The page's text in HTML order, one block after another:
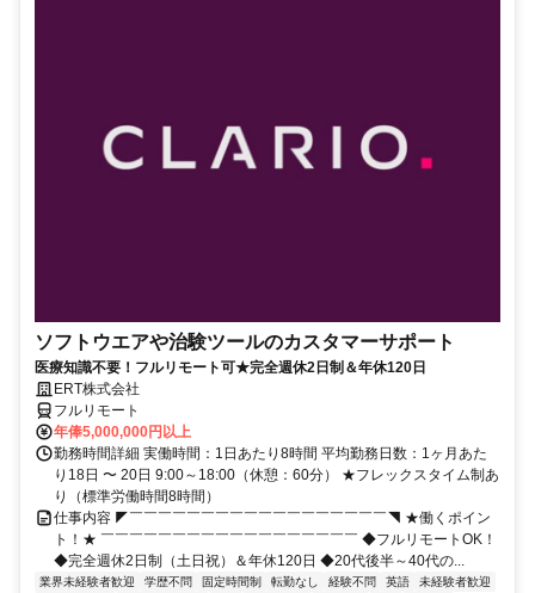
ソフトウエアや治験ツールのカスタマーサポート
医療知識不要！フルリモート可★完全週休2日制＆年休120日
ERT株式会社
フルリモート
年俸5,000,000円以上
勤務時間詳細 実働時間：1日あたり8時間 平均勤務日数：1ヶ月あた
り18日 〜 20日 9:00～18:00（休憩：60分） ★フレックスタイム制あ
り（標準労働時間8時間）
仕事内容 ◤￣￣￣￣￣￣￣￣￣￣￣￣￣￣￣￣￣￣◥ ★働くポイン
ト！★ ￣￣￣￣￣￣￣￣￣￣￣￣￣￣￣￣￣￣ ◆フルリモートOK！
◆完全週休2日制（土日祝）＆年休120日 ◆20代後半～40代の...
業界未経験者歓迎 学歴不問 固定時間制 転勤なし 経験不問 英語
未経験者歓迎